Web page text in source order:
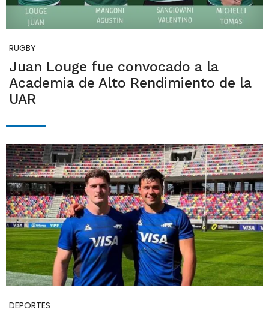
RUGBY
Juan Louge fue convocado a la
Academia de Alto Rendimiento de la
UAR
DEPORTES